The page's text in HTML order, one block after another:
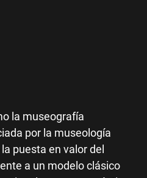
la museografía
por la museología
puesta en valor del
a un modelo clásico